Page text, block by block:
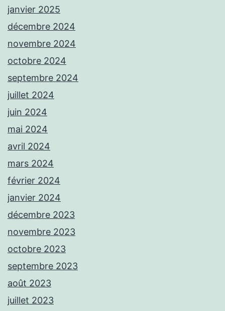
janvier 2025
décembre 2024
novembre 2024
octobre 2024
septembre 2024
juillet 2024
juin 2024
mai 2024
avril 2024
mars 2024
février 2024
janvier 2024
décembre 2023
novembre 2023
octobre 2023
septembre 2023
août 2023
juillet 2023